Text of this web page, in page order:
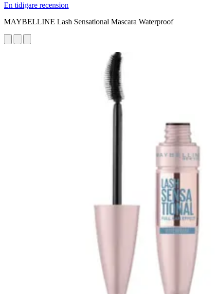
En tidigare recension
MAYBELLINE Lash Sensational Mascara Waterproof